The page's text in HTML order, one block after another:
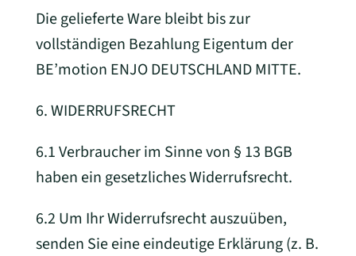
Die gelieferte Ware bleibt bis zur
vollständigen Bezahlung Eigentum der
BE’motion ENJO DEUTSCHLAND MITTE.
6. WIDERRUFSRECHT
6.1 Verbraucher im Sinne von § 13 BGB
haben ein gesetzliches Widerrufsrecht.
6.2 Um Ihr Widerrufsrecht auszuüben,
senden Sie eine eindeutige Erklärung (z. B.